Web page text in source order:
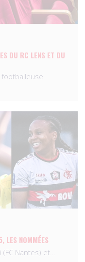
DU RC LENS ET DU
footballeuse
LES NOMMÉES
Nantes) et…